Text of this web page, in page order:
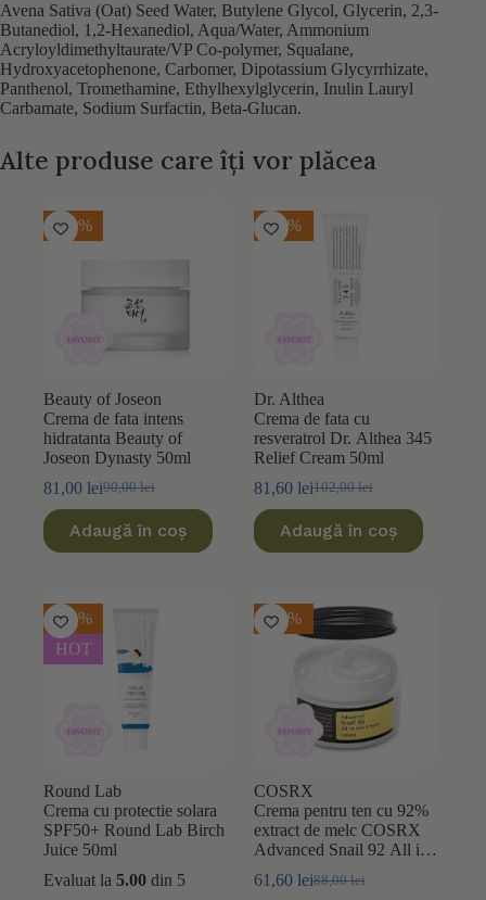
Avena Sativa (Oat) Seed Water, Butylene Glycol, Glycerin, 2,3-
Butanediol, 1,2-Hexanediol, Aqua/Water, Ammonium
Acryloyldimethyltaurate/VP Co-polymer, Squalane,
Hydroxyacetophenone, Carbomer, Dipotassium Glycyrrhizate,
Panthenol, Tromethamine, Ethylhexylglycerin, Inulin Lauryl
Carbamate, Sodium Surfactin, Beta-Glucan.
Alte produse care îți vor plăcea
-10%
Beauty of Joseon
Crema de fata intens
hidratanta Beauty of
Joseon Dynasty 50ml
90,00lei
Prețul
inițial
a
fost:
81,00 leiPrețul
curent
este:
81,00 lei.
Adaugă în coș
-20%
Dr. Althea
Crema de fata cu
resveratrol Dr. Althea 345
Relief Cream 50ml
102,00lei
Prețul
inițial
a
fost:
81,60 leiPrețul
curent
este:
81,60 lei.
Adaugă în coș
-20%
HOT
Round Lab
Crema cu protectie solara
SPF50+ Round Lab Birch
Juice 50ml
Evaluat la 5.00 din 5
-30%
COSRX
Crema pentru ten cu 92%
extract de melc COSRX
Advanced Snail 92 All in
88,00lei
Prețul
61,60 leiPrețul